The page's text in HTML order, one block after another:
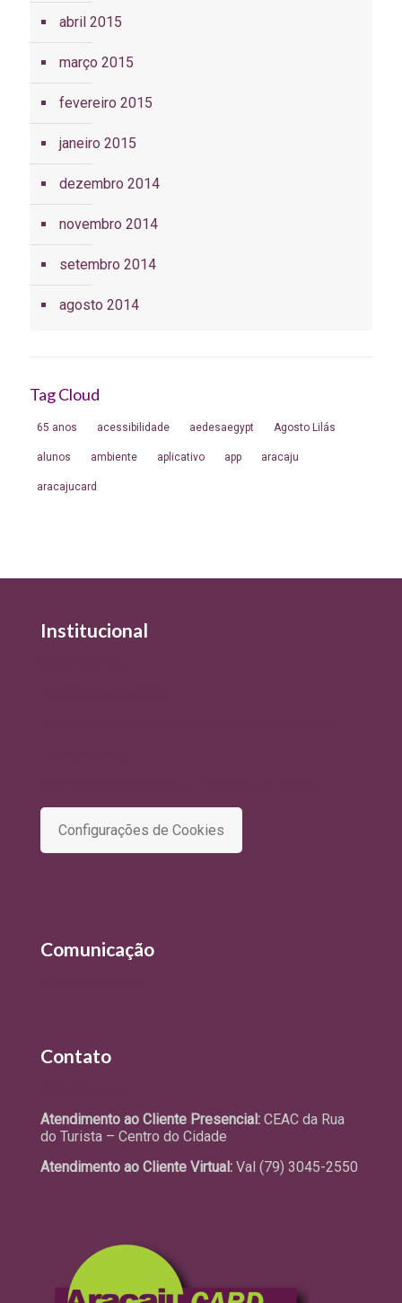
abril 2015
março 2015
fevereiro 2015
janeiro 2015
dezembro 2014
novembro 2014
setembro 2014
agosto 2014
Tag Cloud
65 anos acessibilidade aedesaegypt Agosto Lilás
alunos ambiente aplicativo app aracaju
aracajucard
Institucional
Configurações de Cookies
Comunicação
Contato
Atendimento ao Cliente Presencial: CEAC da Rua
do Turista – Centro do Cidade
Atendimento ao Cliente Virtual: Val (79) 3045-2550